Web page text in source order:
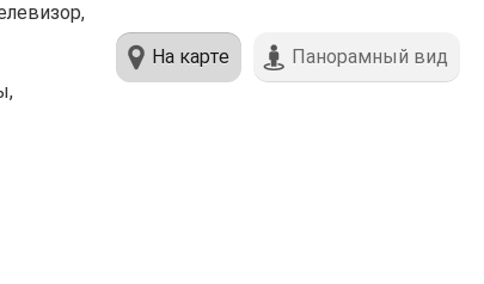
На карте Панорамный вид